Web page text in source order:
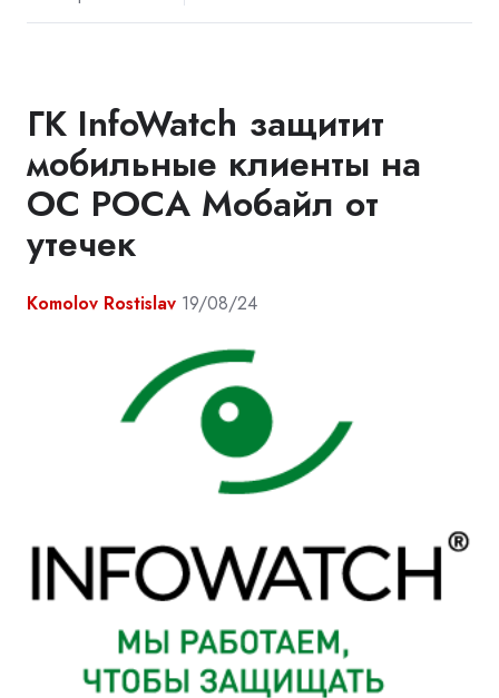
ГК InfoWatch защитит
мобильные клиенты на
ОС РОСА Мобайл от
утечек
Komolov Rostislav 19/08/24